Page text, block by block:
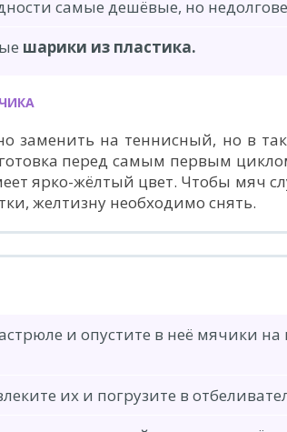
самые дешёвые, но
шарики из пластика.
заменить на теннисный, но в
перед самым первым
ярко-жёлтый цвет. Чтобы мяч
желтизну необходимо снять.
и опустите в неё мячики на
их и погрузите в